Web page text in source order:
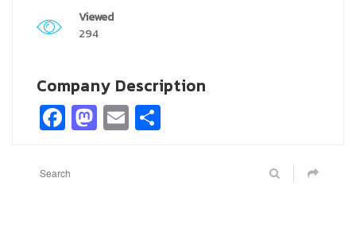
Viewed
294
Company Description
Facebook
Mastodon
Email